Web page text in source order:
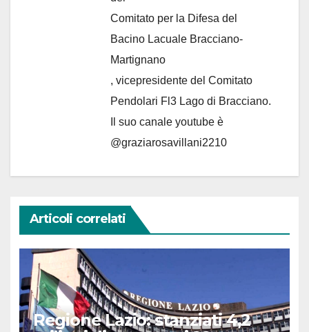
Comitato per la Difesa del
Bacino Lacuale Bracciano-
Martignano
, vicepresidente del Comitato
Pendolari Fl3 Lago di Bracciano.
Il suo canale youtube è
@graziarosavillani2210
Articoli correlati
Regione Lazio: stanziati 4,2